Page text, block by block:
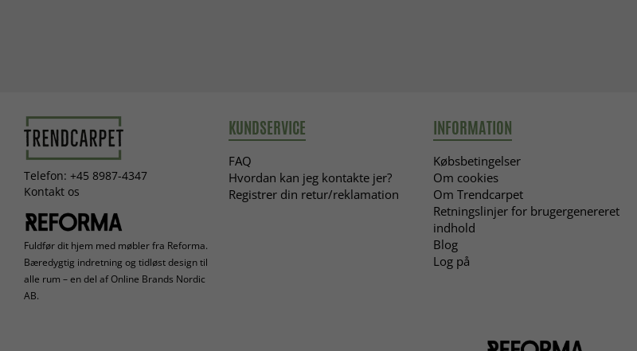
Telefon: +45 8987-4347
Kontakt os
Fuldfør dit hjem med møbler fra Reforma.
Bæredygtig indretning og tidløst design til
alle rum – en del af Online Brands Nordic
AB.
KUNDSERVICE
FAQ
Hvordan kan jeg kontakte jer?
Registrer din retur/reklamation
INFORMATION
Købsbetingelser
Om cookies
Om Trendcarpet
Retningslinjer for brugergenereret
indhold
Blog
Log på